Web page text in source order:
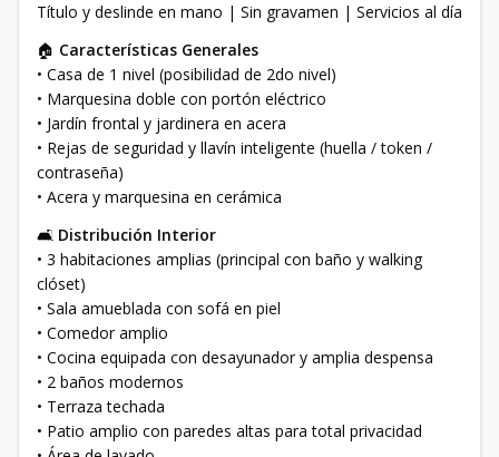
Título y deslinde en mano | Sin gravamen | Servicios al día
🏠 Características Generales
• Casa de 1 nivel (posibilidad de 2do nivel)
• Marquesina doble con portón eléctrico
• Jardín frontal y jardinera en acera
• Rejas de seguridad y llavín inteligente (huella / token /
contraseña)
• Acera y marquesina en cerámica
🛋 Distribución Interior
• 3 habitaciones amplias (principal con baño y walking
clóset)
• Sala amueblada con sofá en piel
• Comedor amplio
• Cocina equipada con desayunador y amplia despensa
• 2 baños modernos
• Terraza techada
• Patio amplio con paredes altas para total privacidad